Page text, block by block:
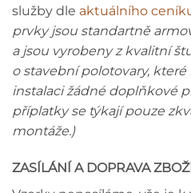
služby dle aktuálního
prvky jsou standartně
a jsou vyrobeny z kvalitní
o stavební polotovary,
instalaci žádné doplňkové
příplatky se týkají pouze
montáže.)
ZASÍLÁNÍ A DOPRAVA